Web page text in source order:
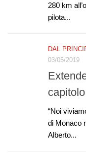
280 km
pilota...
DAL
03/05/2019
“Noi
di Monaco
Alberto...